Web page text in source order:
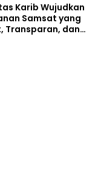
Karib Wujudkan
Samsat yang
Transparan, dan